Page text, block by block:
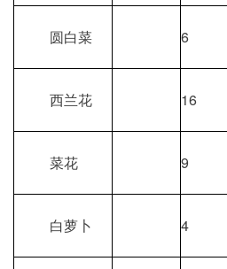
圆白菜 6
西兰花 16
菜花 9
白萝卜 4